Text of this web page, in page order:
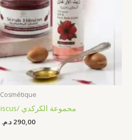
Cosmétique
Gamme Hibiscus/ مجموعة الكركدي
290,00 د.م.